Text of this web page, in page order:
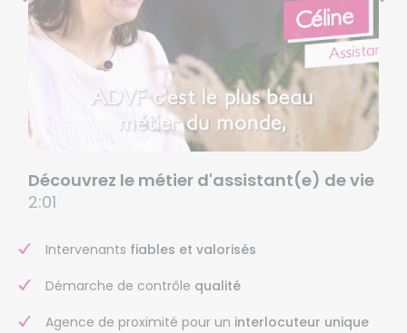
Découvrez le métier d'assistant(e) de vie
2:01
Intervenants fiables et valorisés
Démarche de contrôle qualité
Agence de proximité pour un interlocuteur unique